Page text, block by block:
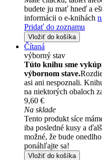
budete ju mať hneď a
informácii o e-knihách
Pridať do zoznamu
Vložiť do košíka
Čítaná
výborný stav
Túto knihu sme
výbornom stave.
asi ani nespoznali.
na niektorých obaloch
9,60 €
Na sklade
Tento produkt síce
iba posledné kusy a
možné, že bude
ponáhľajte sa!
Vložiť do košíka